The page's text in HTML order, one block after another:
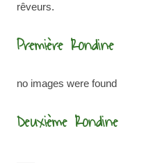
rêveurs.
Première Rondine
no images were found
Deuxième Rondine